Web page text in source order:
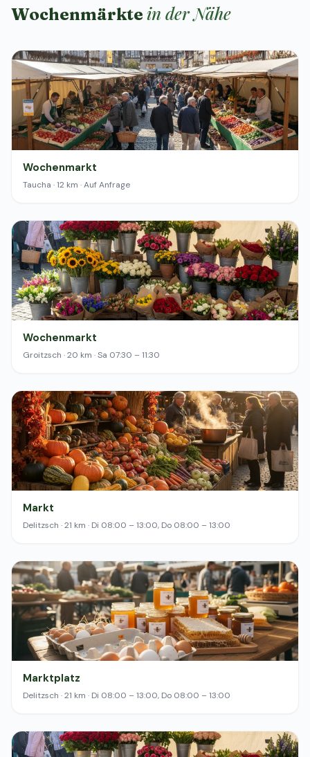
Wochenmärkte in der Nähe
Wochenmarkt
Taucha · 12 km · Auf Anfrage
Wochenmarkt
Groitzsch · 20 km · Sa 07:30 – 11:30
Markt
Delitzsch · 21 km · Di 08:00 – 13:00, Do 08:00 – 13:00
Marktplatz
Delitzsch · 21 km · Di 08:00 – 13:00, Do 08:00 – 13:00